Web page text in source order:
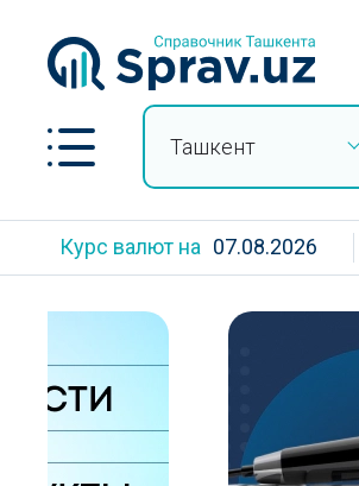
Ташкент
Курс валют на 07.08.2026